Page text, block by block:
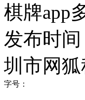
棋牌app
发布时间
圳市网
字号：